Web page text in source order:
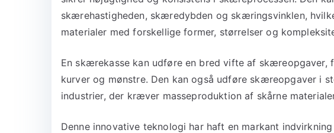
skærehastigheden, skæredybden og skæringsvinklen,
materialer med forskellige former, størrelser og
En skærekasse kan udføre en bred vifte af skæreopgaver,
kurver og mønstre. Den kan også udføre skæreopgaver i
industrier, der kræver masseproduktion af skårne
Denne innovative teknologi har haft en markant